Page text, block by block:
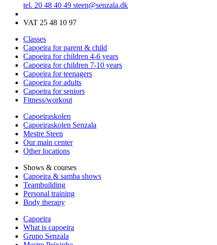
tel. 20 48 40 49 steen@senzala.dk
VAT 25 48 10 97
Classes
Capoeira for parent & child
Capoeira for children 4-6 years
Capoeira for children 7-10 years
Capoeira for teenagers
Capoeira for adults
Capoeira for seniors
Fitness/workout
Capoeiraskolen
Capoeiraskolen Senzala
Mestre Steen
Our main center
Other locations
Shows & courses
Capoeira & samba shows
Teambuilding
Personal training
Body therapy
Capoeira
What is capoeira
Grupo Senzala